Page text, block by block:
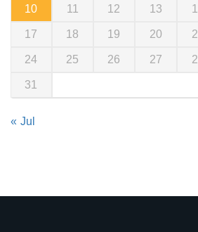
10 11 12 13
17 18 19 20
24 25 26 27
31
« Jul